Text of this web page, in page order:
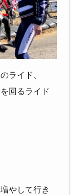
ライド、
回るライド
やして行き